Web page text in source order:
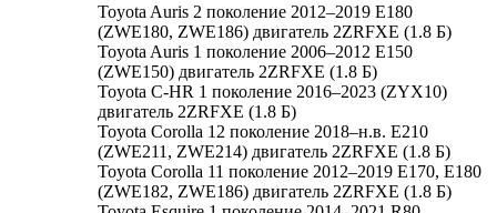
Toyota Auris 2 поколение 2012–2019 E180
(ZWE180, ZWE186) двигатель 2ZRFXE (1.8 Б)
Toyota Auris 1 поколение 2006–2012 E150
(ZWE150) двигатель 2ZRFXE (1.8 Б)
Toyota C-HR 1 поколение 2016–2023 (ZYX10)
двигатель 2ZRFXE (1.8 Б)
Toyota Corolla 12 поколение 2018–н.в. E210
(ZWE211, ZWE214) двигатель 2ZRFXE (1.8 Б)
Toyota Corolla 11 поколение 2012–2019 E170, E180
(ZWE182, ZWE186) двигатель 2ZRFXE (1.8 Б)